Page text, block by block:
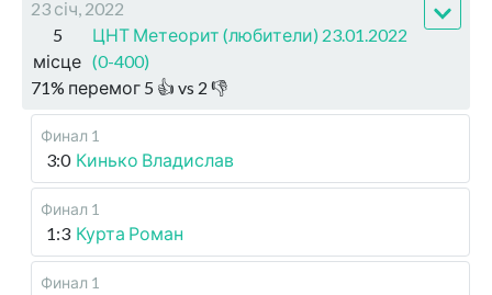
23 січ, 2022
5
місце
ЦНТ Метеорит (любители) 23.01.2022
(0-400)
71% перемог 5 👍 vs 2 👎
Финал 1
3:0 Кинько Владислав
Финал 1
1:3 Курта Роман
Финал 1